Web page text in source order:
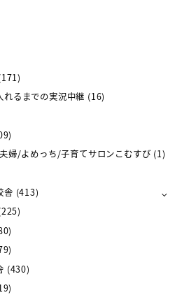
るまでの実況中継 (16)
婦/よめっち/子育てサロンこむすび (1)
舎 (413)
(430)